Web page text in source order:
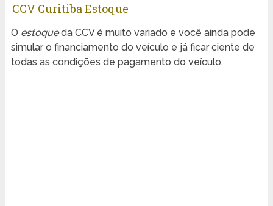
CCV Curitiba Estoque
O estoqueda CCV é muito variado e você ainda pode
simular o financiamento do veículo e já ficar ciente de
todas as condições de pagamento do veículo.